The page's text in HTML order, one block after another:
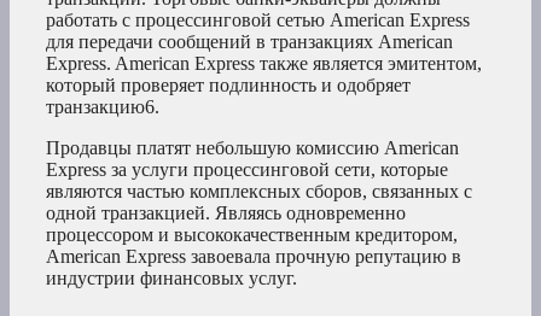
работать с процессинговой сетью American Express
для передачи сообщений в транзакциях American
Express. American Express также является эмитентом,
который проверяет подлинность и одобряет
транзакцию6.
Продавцы платят небольшую комиссию American
Express за услуги процессинговой сети, которые
являются частью комплексных сборов, связанных с
одной транзакцией. Являясь одновременно
процессором и высококачественным кредитором,
American Express завоевала прочную репутацию в
индустрии финансовых услуг.